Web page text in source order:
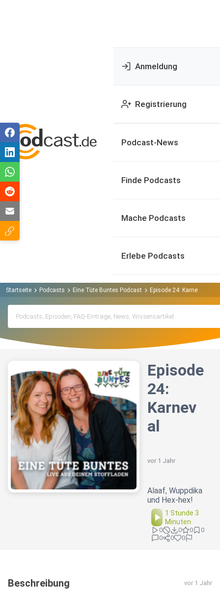
Anmeldung
Registrierung
Podcast-News
Finde Podcasts
Mache Podcasts
Erlebe Podcasts
Startseite Podcasts Eine Tüte Buntes Podcast Episode 24: Karneval
Episode
24:
Karnev
al
vor 1 Jahr
Alaaf, Wuppdika
und Hex-hex!
1 Stunde 3
Minuten
0 0 0
0
0
0 0
Beschreibung vor 1 Jahr